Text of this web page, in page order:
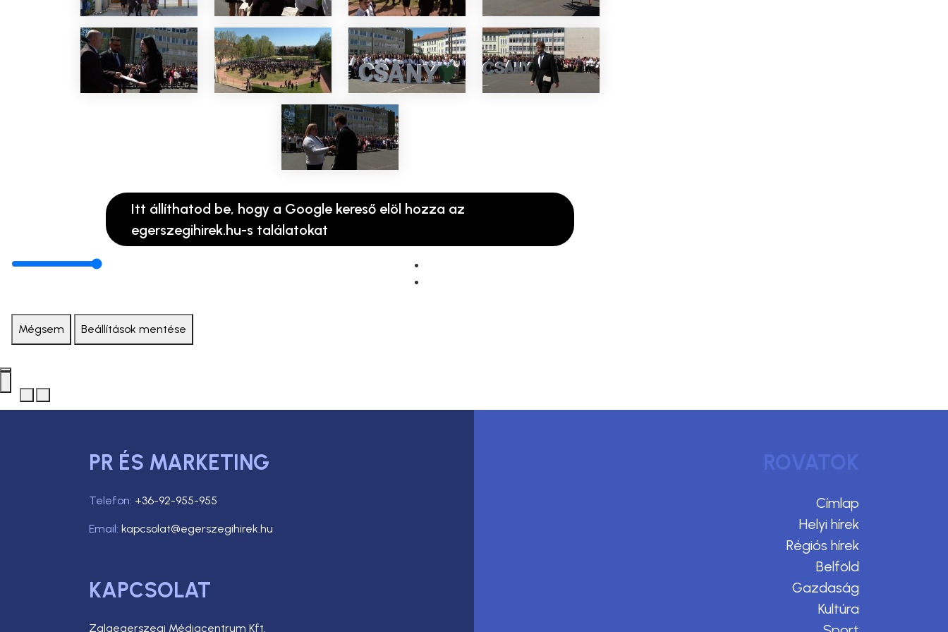
Itt állíthatod be, hogy a Google kereső elöl hozza az
egerszegihirek.hu-s találatokat
Mégsem Beállítások mentése
PR ÉS MARKETING
Telefon: +36-92-955-955
Email: kapcsolat@egerszegihirek.hu
KAPCSOLAT
Zalaegerszegi Médiacentrum Kft.
ROVATOK
Címlap
Helyi hírek
Régiós hírek
Belföld
Gazdaság
Kultúra